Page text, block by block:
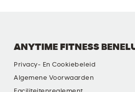
ANYTIME FITNESS
Privacy- En Cookiebeleid
Algemene Voorwaarden